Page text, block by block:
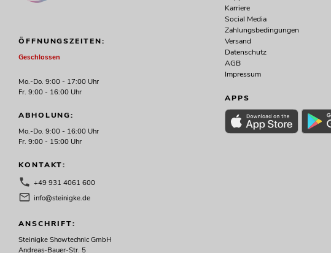
ÖFFNUNGSZEITEN:
Geschlossen
Mo.-Do. 9:00 - 17:00 Uhr
Fr. 9:00 - 16:00 Uhr
ABHOLUNG:
Mo.-Do. 9:00 - 16:00 Uhr
Fr. 9:00 - 15:00 Uhr
KONTAKT:
+49 931 4061 600
info@steinigke.de
ANSCHRIFT:
Steinigke Showtechnic GmbH
Andreas-Bauer-Str. 5
Karriere
Social Media
Zahlungsbedingungen
Versand
Datenschutz
AGB
Impressum
APPS